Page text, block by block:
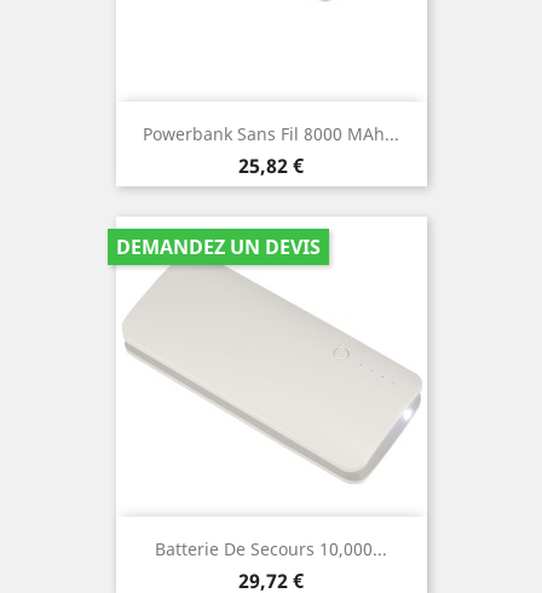
Powerbank Sans Fil 8000 MAh...
Prix
25,82 €
Batterie De Secours 10,000...
Prix
29,72 €
DEMANDEZ UN DEVIS